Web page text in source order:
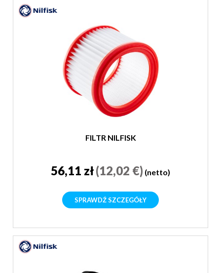
FILTR NILFISK
56,11 zł(12,02 €) (netto)
SPRAWDŹ SZCZEGÓŁY